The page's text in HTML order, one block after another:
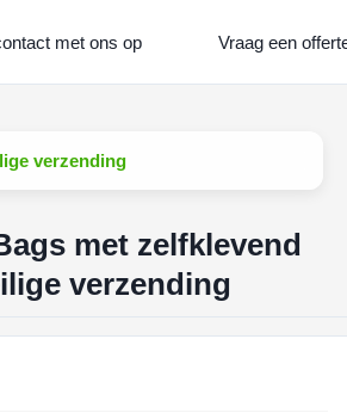
met ons op Vraag een
verzending
met zelfklevend
verzending